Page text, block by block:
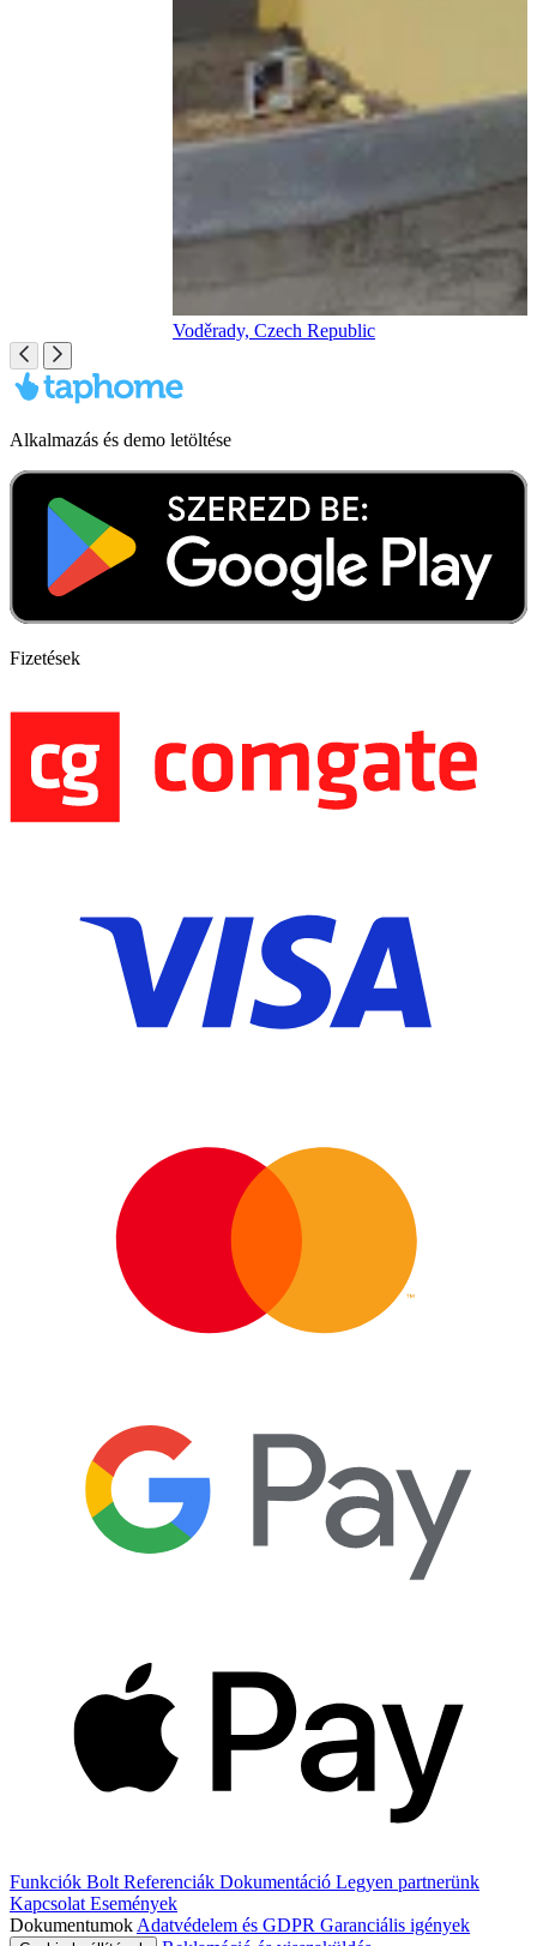
Voděrady, Czech Republic
Alkalmazás és demo letöltése
Fizetések
Funkciók Bolt Referenciák Dokumentáció Legyen partnerünk
Kapcsolat Események
Dokumentumok Adatvédelem és GDPR Garanciális igények